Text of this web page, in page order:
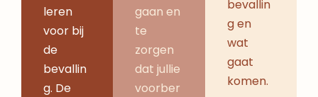
leren
voor bij
de
bevallin
g. De
gaan en
te
zorgen
dat jullie
voorber
bevallin
g en
wat
gaat
komen.